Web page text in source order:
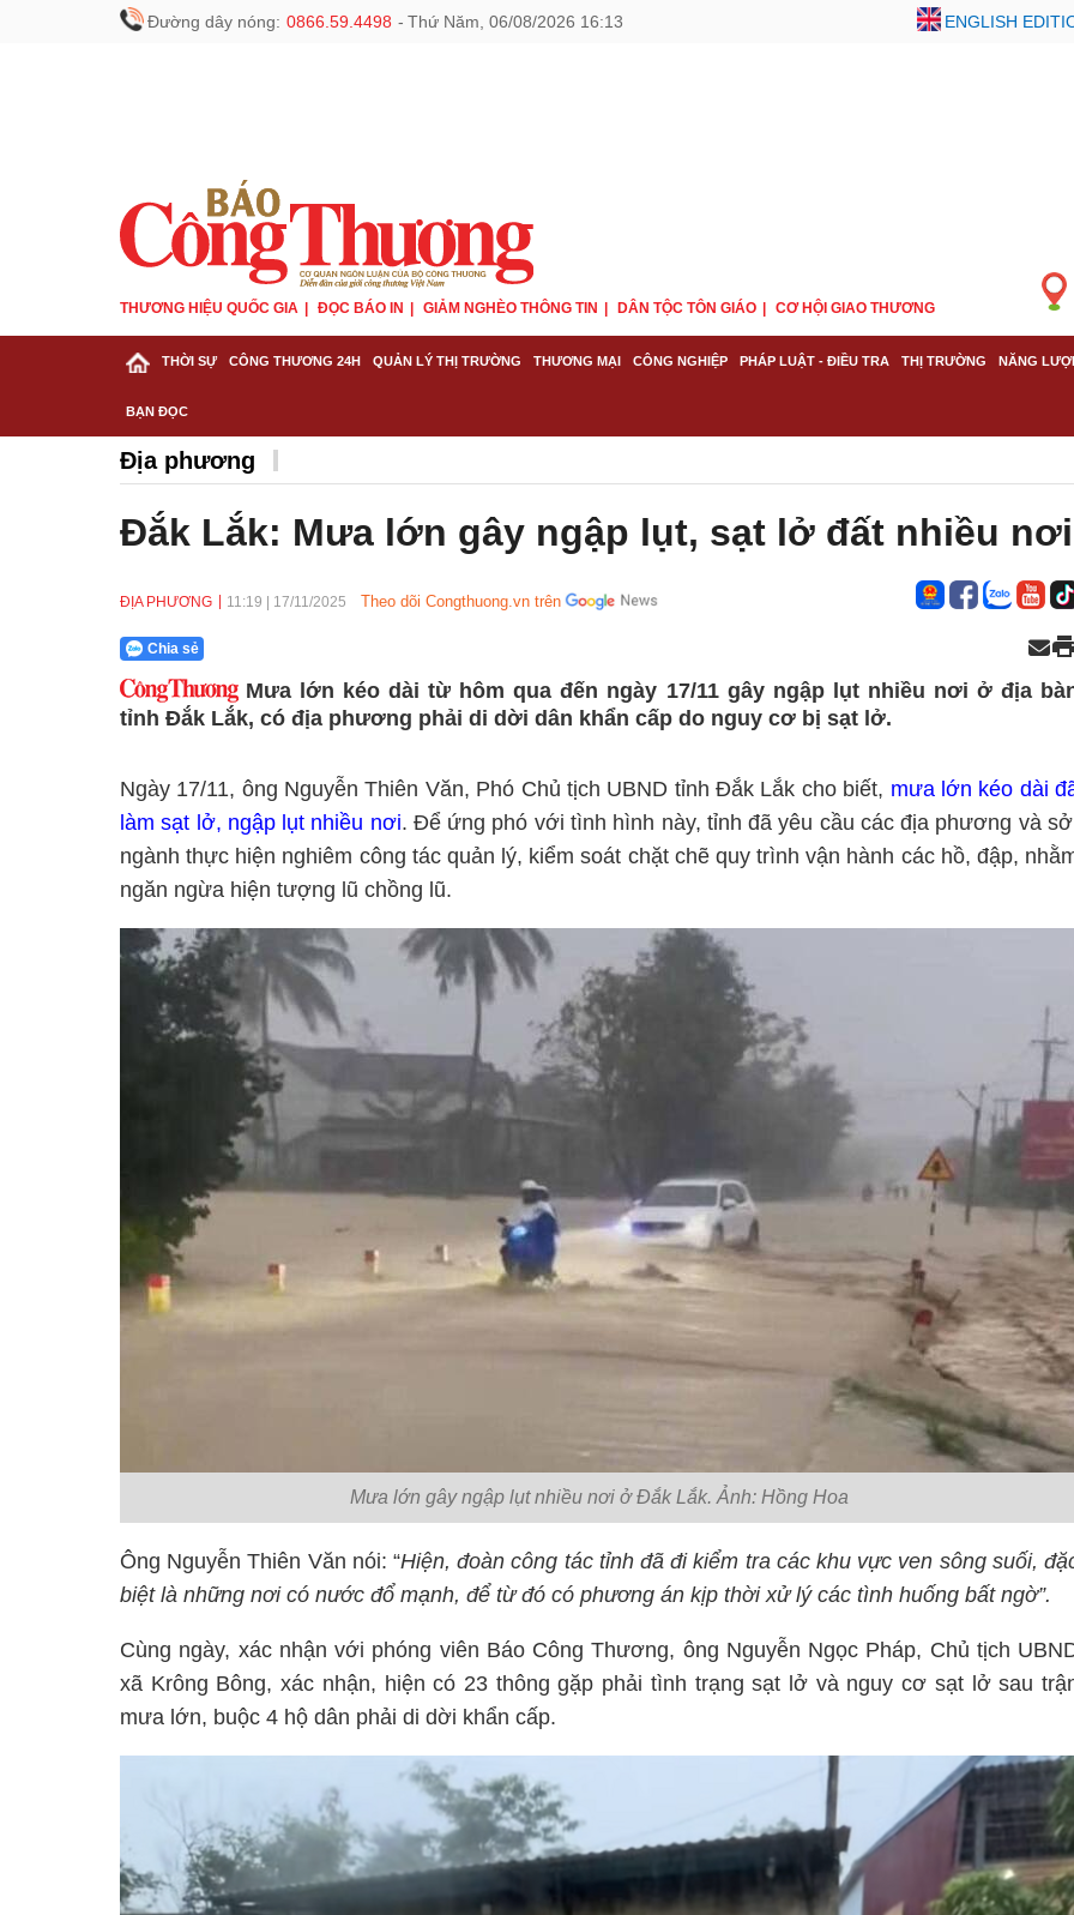
Đường dây nóng: 0866.59.4498 - Thứ Năm, 06/08/2026 16:13 ENGLISH
THƯƠNG HIỆU QUỐC GIA ĐỌC BÁO IN GIẢM NGHÈO THÔNG TIN DÂN TỘC TÔN GIÁO CƠ HỘI GIAO THƯƠNG
THỜI SỰ CÔNG THƯƠNG 24H QUẢN LÝ THỊ TRƯỜNG THƯƠNG MẠI CÔNG NGHIỆP PHÁP LUẬT - ĐIỀU TRA THỊ TRƯỜNG NĂNG
BẠN ĐỌC
Địa phương
Đắk Lắk: Mưa lớn gây ngập lụt, sạt lở đất nhiều nơi
ĐỊA PHƯƠNG 11:19 17/11/2025 Theo dõi Congthuong.vn trên
Chia sẻ
Mưa lớn kéo dài từ hôm qua đến ngày 17/11 gây ngập lụt nhiều nơi ở địa
tỉnh Đắk Lắk, có địa phương phải di dời dân khẩn cấp do nguy cơ bị sạt lở.
Ngày 17/11, ông Nguyễn Thiên Văn, Phó Chủ tịch UBND tỉnh Đắk Lắk cho biết, mưa lớn kéo dài
làm sạt lở, ngập lụt nhiều nơi. Để ứng phó với tình hình này, tỉnh đã yêu cầu các địa phương và
ngành thực hiện nghiêm công tác quản lý, kiểm soát chặt chẽ quy trình vận hành các hồ, đập,
ngăn ngừa hiện tượng lũ chồng lũ.
Mưa lớn gây ngập lụt nhiều nơi ở Đắk Lắk. Ảnh: Hồng Hoa
Ông Nguyễn Thiên Văn nói: “Hiện, đoàn công tác tỉnh đã đi kiểm tra các khu vực ven sông suối,
biệt là những nơi có nước đổ mạnh, để từ đó có phương án kịp thời xử lý các tình huống bất ngờ”.
Cùng ngày, xác nhận với phóng viên Báo Công Thương, ông Nguyễn Ngọc Pháp, Chủ tịch
xã Krông Bông, xác nhận, hiện có 23 thông gặp phải tình trạng sạt lở và nguy cơ sạt lở sau
mưa lớn, buộc 4 hộ dân phải di dời khẩn cấp.